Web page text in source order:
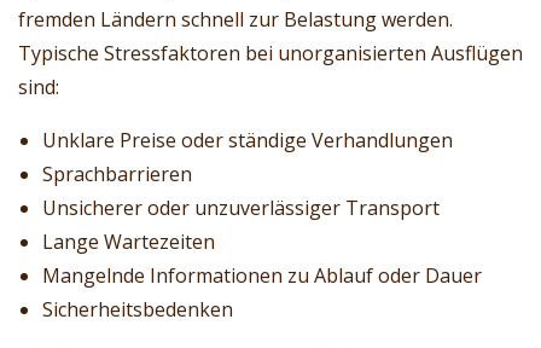
fremden Ländern schnell zur Belastung werden.
Typische Stressfaktoren bei unorganisierten Ausflügen
sind:
Unklare Preise oder ständige Verhandlungen
Sprachbarrieren
Unsicherer oder unzuverlässiger Transport
Lange Wartezeiten
Mangelnde Informationen zu Ablauf oder Dauer
Sicherheitsbedenken